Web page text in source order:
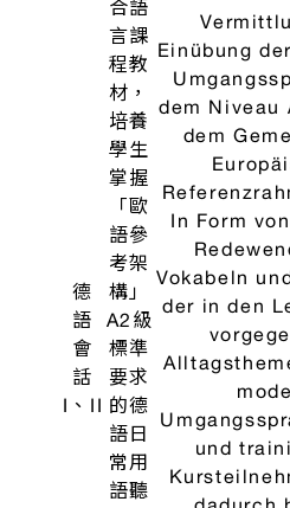
「歐
語參
考架
構」
A2級
的標
準，
並幫
助學
生認
識與
瞭解
德語
系國
家重
要的
社
會、
und
vermittelt
am Ende
die
dem
erreicht
Fertigkeiten
die
aktuelle
dem
Länder